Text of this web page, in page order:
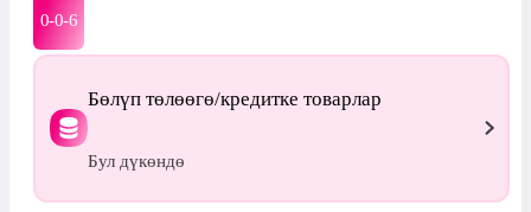
0-0-6
Бөлүп төлөөгө/кредитке товарлар
Бул дүкөндө